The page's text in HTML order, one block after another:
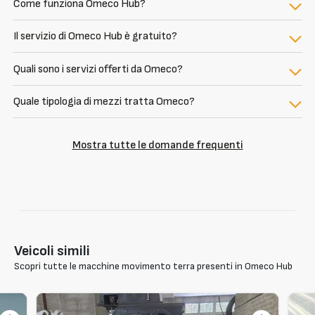
Come funziona Omeco Hub?
Il servizio di Omeco Hub è gratuito?
Quali sono i servizi offerti da Omeco?
Quale tipologia di mezzi tratta Omeco?
Mostra tutte le domande frequenti
Veicoli simili
Scopri tutte le macchine movimento terra presenti in Omeco Hub